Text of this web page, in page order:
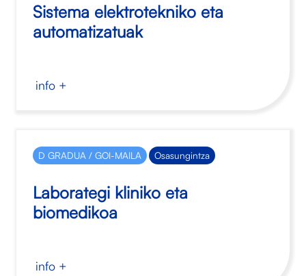
Sistema elektrotekniko eta
automatizatuak
info +
D GRADUA / GOI-MAILA Osasungintza
Laborategi kliniko eta
biomedikoa
info +